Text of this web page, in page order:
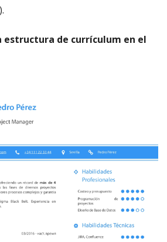
estructura de currículum en el